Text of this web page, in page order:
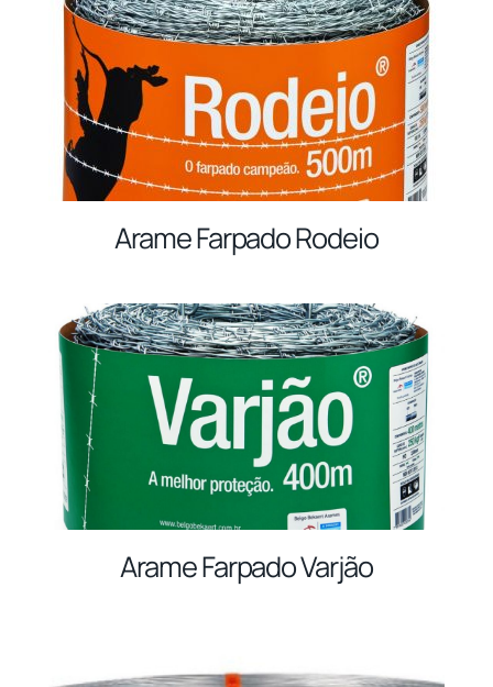
Arame Farpado Rodeio
Arame Farpado Varjão